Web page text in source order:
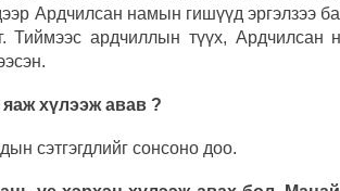
Ардчилсан намын гишүүд эргэлзээ
Тиймээс ардчиллын түүх, Ардчилсан
яаж хүлээж авав ?
сэтгэгдлийг сонсоно доо.